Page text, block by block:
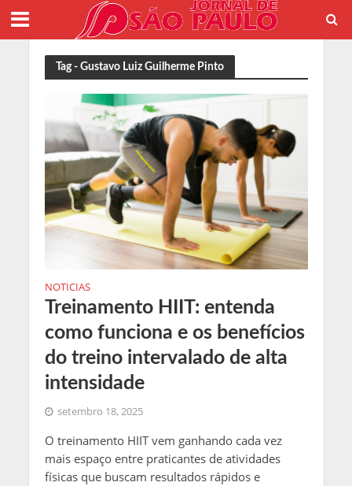
Tag - Gustavo Luiz Guilherme Pinto
NOTICIAS
Treinamento HIIT: entenda
como funciona e os benefícios
do treino intervalado de alta
intensidade
setembro 18, 2025
O treinamento HIIT vem ganhando cada vez
mais espaço entre praticantes de atividades
físicas que buscam resultados rápidos e